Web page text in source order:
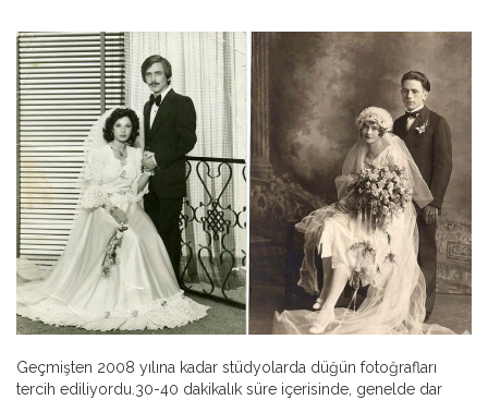
Geçmişten 2008 yılına kadar stüdyolarda düğün fotoğrafları
tercih ediliyordu.30-40 dakikalık süre içerisinde, genelde dar